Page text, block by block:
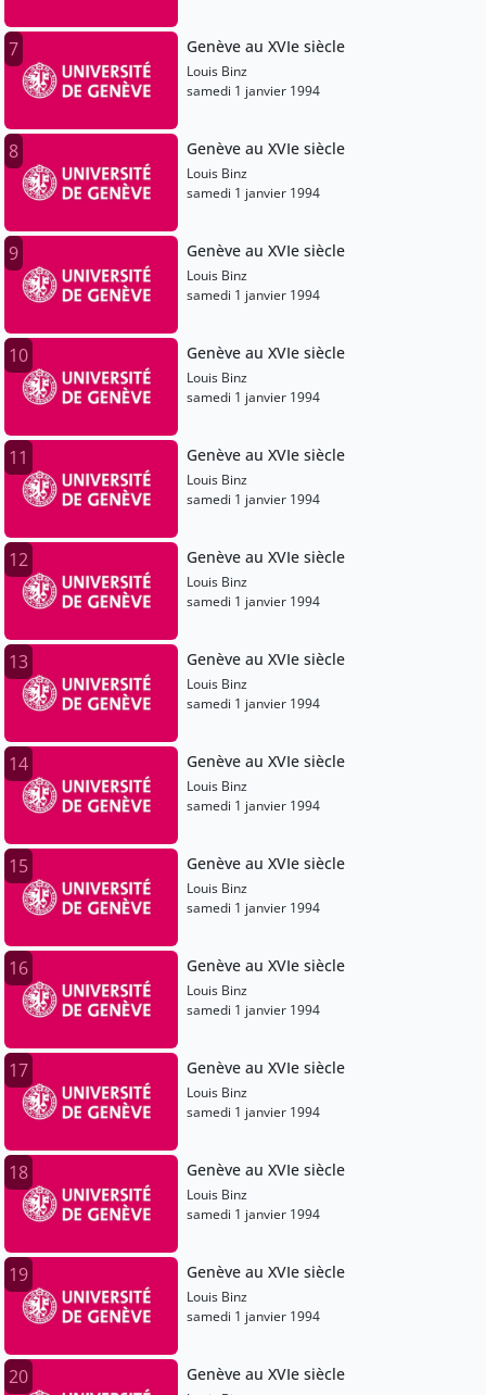
7 Genève au XVIe siècle
Louis Binz
samedi 1 janvier 1994
8 Genève au XVIe siècle
Louis Binz
samedi 1 janvier 1994
9 Genève au XVIe siècle
Louis Binz
samedi 1 janvier 1994
10 Genève au XVIe siècle
Louis Binz
samedi 1 janvier 1994
11 Genève au XVIe siècle
Louis Binz
samedi 1 janvier 1994
12 Genève au XVIe siècle
Louis Binz
samedi 1 janvier 1994
13 Genève au XVIe siècle
Louis Binz
samedi 1 janvier 1994
14 Genève au XVIe siècle
Louis Binz
samedi 1 janvier 1994
15 Genève au XVIe siècle
Louis Binz
samedi 1 janvier 1994
16 Genève au XVIe siècle
Louis Binz
samedi 1 janvier 1994
17 Genève au XVIe siècle
Louis Binz
samedi 1 janvier 1994
18 Genève au XVIe siècle
Louis Binz
samedi 1 janvier 1994
19 Genève au XVIe siècle
Louis Binz
samedi 1 janvier 1994
20 Genève au XVIe siècle